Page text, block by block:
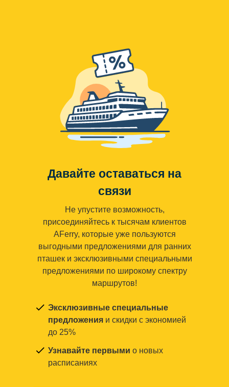
Давайте оставаться на
связи
Не упустите возможность,
присоединяйтесь к тысячам клиентов
AFerry, которые уже пользуются
выгодными предложениями для ранних
пташек и эксклюзивными специальными
предложениями по широкому спектру
маршрутов!
Эксклюзивные специальные
предложения и скидки с экономией
до 25%
Узнавайте первыми о новых
расписаниях